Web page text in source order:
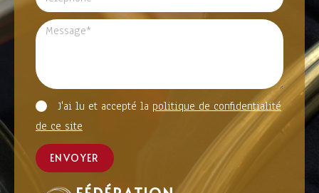
J'ai lu et accepté la politique de confidentialité
de ce site
ENVOYER